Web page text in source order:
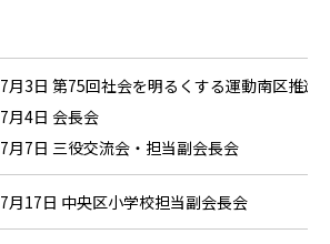
7月3日 第75回社会を明るくする運動南区推進
7月4日 会長会
7月7日 三役交流会・担当副会長会
7月17日 中央区小学校担当副会長会